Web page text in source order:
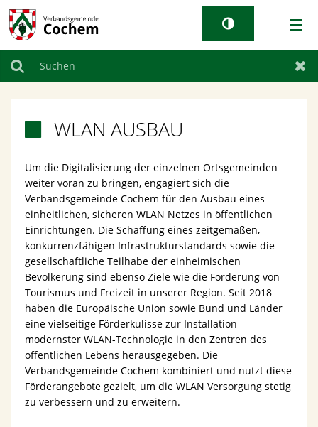
AKTUELLES
WIRTSCHAFT
LEBEN BEI UNS
WLAN AUSBAU
Um die Digitalisierung der einzelnen Ortsgemeinden
weiter voran zu bringen, engagiert sich die
Verbandsgemeinde Cochem für den Ausbau eines
einheitlichen, sicheren WLAN Netzes in öffentlichen
Einrichtungen. Die Schaffung eines zeitgemäßen,
konkurrenzfähigen Infrastrukturstandards sowie die
gesellschaftliche Teilhabe der einheimischen
Bevölkerung sind ebenso Ziele wie die Förderung von
Tourismus und Freizeit in unserer Region. Seit 2018
haben die Europäische Union sowie Bund und Länder
eine vielseitige Förderkulisse zur Installation
modernster WLAN-Technologie in den Zentren des
öffentlichen Lebens herausgegeben. Die
Verbandsgemeinde Cochem kombiniert und nutzt diese
Förderangebote gezielt, um die WLAN Versorgung stetig
zu verbessern und zu erweitern.